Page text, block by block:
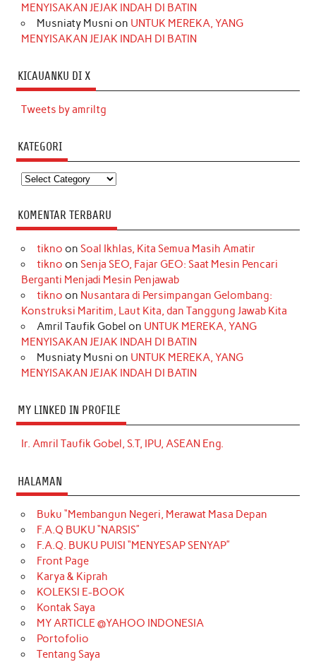
MENYISAKAN JEJAK INDAH DI BATIN
Musniaty Musni on UNTUK MEREKA, YANG
MENYISAKAN JEJAK INDAH DI BATIN
KICAUANKU DI X
Tweets by amriltg
KATEGORI
Kategori
KOMENTAR TERBARU
tikno on Soal Ikhlas, Kita Semua Masih Amatir
tikno on Senja SEO, Fajar GEO: Saat Mesin Pencari
Berganti Menjadi Mesin Penjawab
tikno on Nusantara di Persimpangan Gelombang:
Konstruksi Maritim, Laut Kita, dan Tanggung Jawab Kita
Amril Taufik Gobel on UNTUK MEREKA, YANG
MENYISAKAN JEJAK INDAH DI BATIN
Musniaty Musni on UNTUK MEREKA, YANG
MENYISAKAN JEJAK INDAH DI BATIN
MY LINKED IN PROFILE
Ir. Amril Taufik Gobel, S.T, IPU, ASEAN Eng.
HALAMAN
Buku “Membangun Negeri, Merawat Masa Depan
F.A.Q BUKU “NARSIS”
F.A.Q. BUKU PUISI “MENYESAP SENYAP”
Front Page
Karya & Kiprah
KOLEKSI E-BOOK
Kontak Saya
MY ARTICLE @YAHOO INDONESIA
Portofolio
Tentang Saya